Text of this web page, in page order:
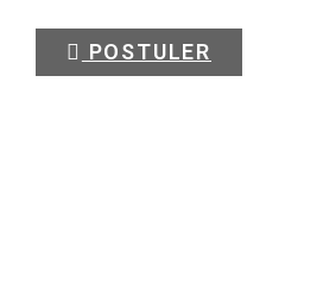
POSTULER